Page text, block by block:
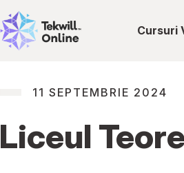
Cursuri
11 SEPTEMBRIE 2024
Liceul